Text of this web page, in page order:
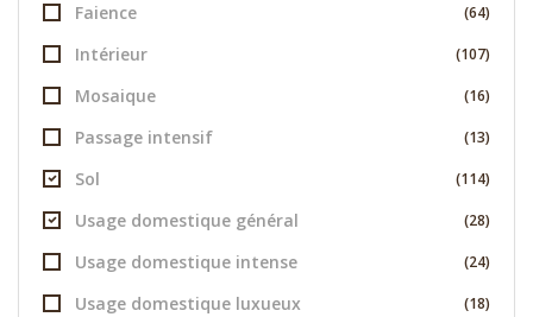
Faience (64)
Intérieur (107)
Mosaique (16)
Passage intensif (13)
Sol (114)
Usage domestique général (28)
Usage domestique intense (24)
Usage domestique luxueux (18)